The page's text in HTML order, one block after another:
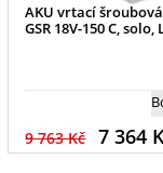
AKU vrtací
GSR 18V-150 C, solo,
9 763 Kč 7 364